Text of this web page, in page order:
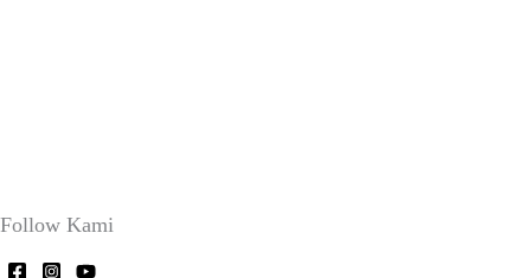
Follow Kami